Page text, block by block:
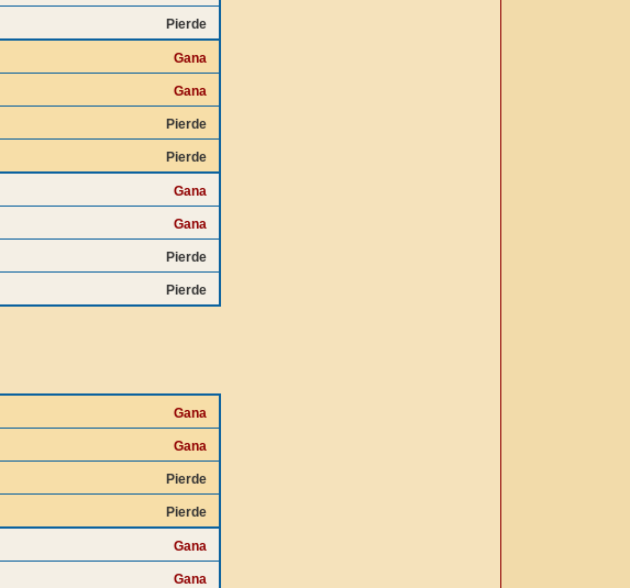
Pierde
Gana
Gana
Pierde
Pierde
Gana
Gana
Pierde
Pierde
Gana
Gana
Pierde
Pierde
Gana
Gana